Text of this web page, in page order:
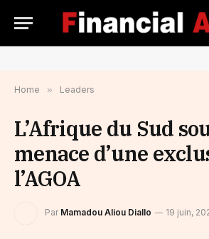
Home » Leaders
L’Afrique du Sud
menace d’une
l’AGOA
Par Mamadou Aliou Diallo 19 juin,